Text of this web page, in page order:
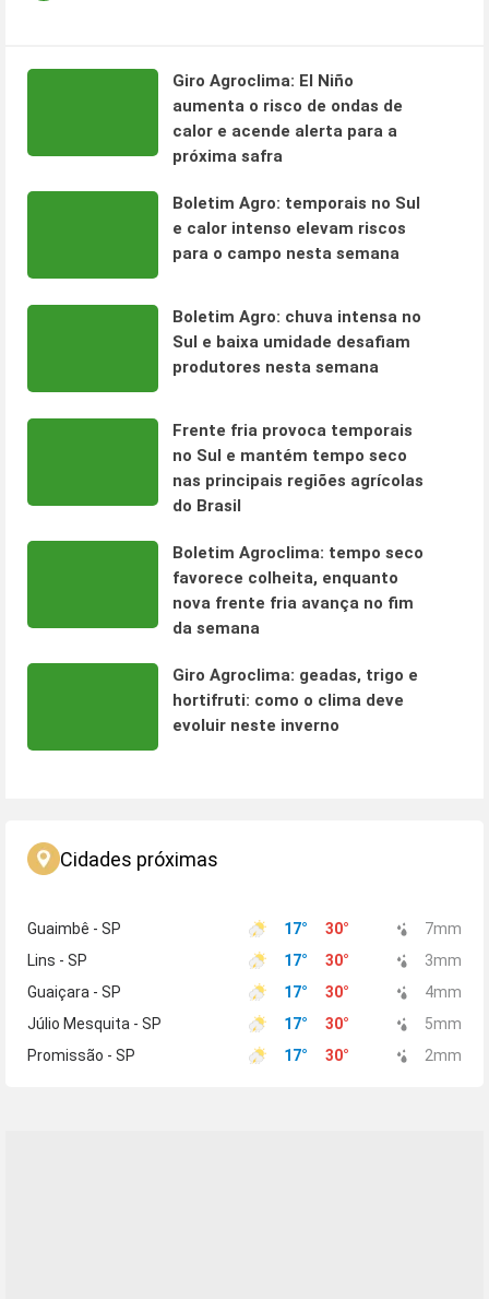
Giro Agroclima: El Niño
aumenta o risco de ondas de
calor e acende alerta para a
próxima safra
Boletim Agro: temporais no Sul
e calor intenso elevam riscos
para o campo nesta semana
Boletim Agro: chuva intensa no
Sul e baixa umidade desafiam
produtores nesta semana
Frente fria provoca temporais
no Sul e mantém tempo seco
nas principais regiões agrícolas
do Brasil
Boletim Agroclima: tempo seco
favorece colheita, enquanto
nova frente fria avança no fim
da semana
Giro Agroclima: geadas, trigo e
hortifruti: como o clima deve
evoluir neste inverno
Cidades próximas
Guaimbê - SP 17° 30° 7mm
Lins - SP
17° 30° 3mm
Guaiçara - SP
17° 30° 4mm
Júlio Mesquita - SP
17° 30° 5mm
Promissão - SP
17° 30° 2mm